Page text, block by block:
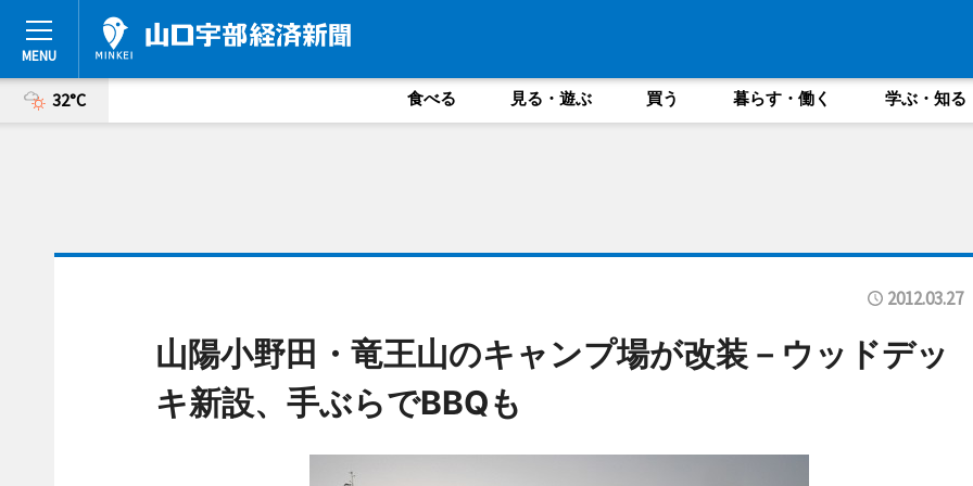
32°C 食べる 見る・遊ぶ 買う 暮らす・働く 学ぶ・知る
2012.03.27
山陽小野田・竜王山のキャンプ場が改装－ウッドデッ
キ新設、手ぶらでBBQも